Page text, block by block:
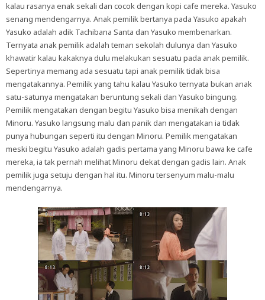
kalau rasanya enak sekali dan cocok dengan kopi cafe mereka. Yasuko
senang mendengarnya. Anak pemilik bertanya pada Yasuko apakah
Yasuko adalah adik Tachibana Santa dan Yasuko membenarkan.
Ternyata anak pemilik adalah teman sekolah dulunya dan Yasuko
khawatir kalau kakaknya dulu melakukan sesuatu pada anak pemilik.
Sepertinya memang ada sesuatu tapi anak pemilik tidak bisa
mengatakannya. Pemilik yang tahu kalau Yasuko ternyata bukan anak
satu-satunya mengatakan beruntung sekali dan Yasuko bingung.
Pemilik mengatakan dengan begitu Yasuko bisa menikah dengan
Minoru. Yasuko langsung malu dan panik dan mengatakan ia tidak
punya hubungan seperti itu dengan Minoru. Pemilik mengatakan
meski begitu Yasuko adalah gadis pertama yang Minoru bawa ke cafe
mereka, ia tak pernah melihat Minoru dekat dengan gadis lain. Anak
pemilik juga setuju dengan hal itu. Minoru tersenyum malu-malu
mendengarnya.